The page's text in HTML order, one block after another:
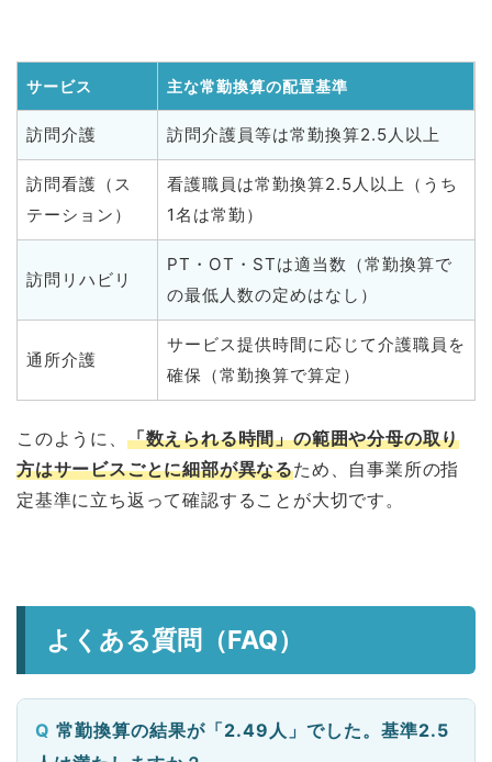
サービス 主な常勤換算の配置基準
訪問介護 訪問介護員等は常勤換算2.5人以上
訪問看護（ス
テーション）
看護職員は常勤換算2.5人以上（うち
1名は常勤）
訪問リハビリ
PT・OT・STは適当数（常勤換算で
の最低人数の定めはなし）
通所介護
サービス提供時間に応じて介護職員を
確保（常勤換算で算定）
このように、 「数えられる時間」の範囲や分母の取り
方はサービスごとに細部が異なるため、自事業所の指
定基準に立ち返って確認することが大切です。
よくある質問（FAQ）
常勤換算の結果が「2.49人」でした。基準2.5